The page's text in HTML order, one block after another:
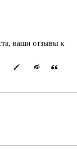
ваши отзывы к